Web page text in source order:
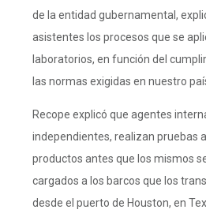
de la entidad gubernamental,
asistentes los procesos que se
laboratorios, en función del
las normas exigidas en nuestro
Recope explicó que agentes
independientes, realizan pruebas
productos antes que los mismos
cargados a los barcos que los
desde el puerto de Houston, en